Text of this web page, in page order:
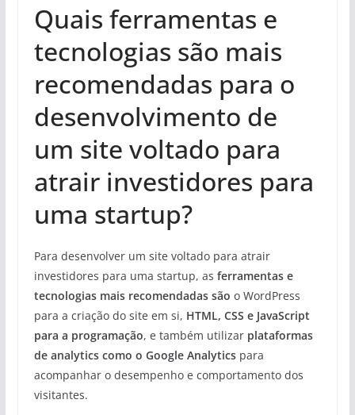
Quais ferramentas e
tecnologias são mais
recomendadas para o
desenvolvimento de
um site voltado para
atrair investidores para
uma startup?
Para desenvolver um site voltado para atrair
investidores para uma startup, as ferramentas e
tecnologias mais recomendadas são o WordPress
para a criação do site em si, HTML, CSS e JavaScript
para a programação, e também utilizar plataformas
de analytics como o Google Analyticspara
acompanhar o desempenho e comportamento dos
visitantes.